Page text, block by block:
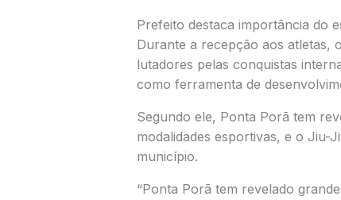
Prefeito destaca importância do
Durante a recepção aos atletas,
lutadores pelas conquistas
como ferramenta de
Segundo ele, Ponta Porã tem
modalidades esportivas, e o Jiu-
município.
“Ponta Porã tem revelado